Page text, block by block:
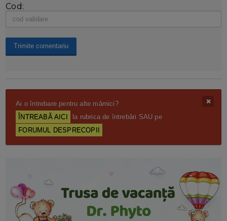
Cod:
Ai o întrebare pentru alte mămici?
ÎNTREABĂ AICI
la rubrica de întrebări SAU pe
FORUMUL DESPRECOPII